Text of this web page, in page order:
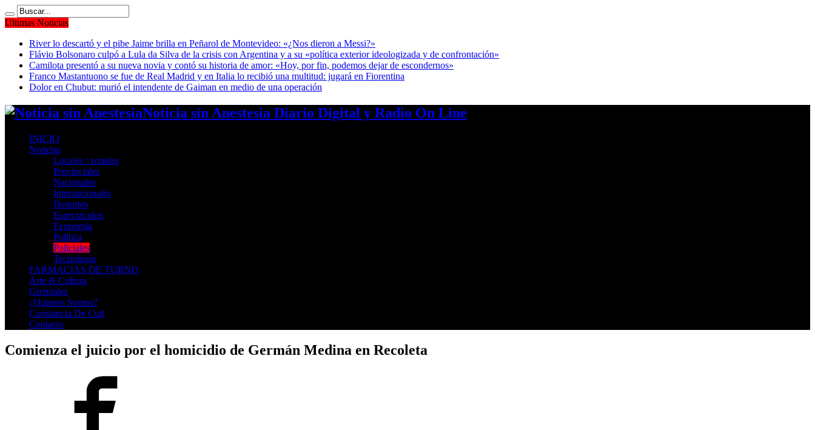
Ultimas Noticias
River lo descartó y el pibe Jaime brilla en Peñarol de Montevideo: «¿Nos dieron a Messi?»
Flávio Bolsonaro culpó a Lula da Silva de la crisis con Argentina y a su «política exterior ideologizada y de confrontación»
Camilota presentó a su nueva novia y contó su historia de amor: «Hoy, por fin, podemos dejar de escondernos»
Franco Mastantuono se fue de Real Madrid y en Italia lo recibió una multitud: jugará en Fiorentina
Dolor en Chubut: murió el intendente de Gaiman en medio de una operación
Noticia sin Anestesia Diario Digital y Radio On Line
INICIO
Noticias
Locales / zonales
Provinciales
Nacionales
Internacionales
Deportes
Espectaculos
Economia
Politica
Policiales
Tecnologia
FARMACIAS DE TURNO
Arte & Cultura
Gremiales
¿Quienes Somos?
Constancia De Cuil
Contacto
Comienza el juicio por el homicidio de Germán Medina en Recoleta